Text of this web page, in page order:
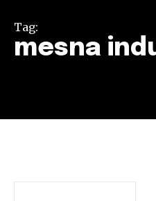
Tag:
mesna